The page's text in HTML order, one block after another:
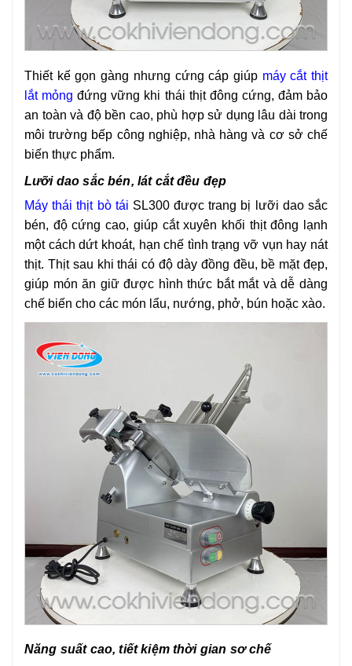
Thiết kế gọn gàng nhưng cứng cáp giúp máycắt thịt
lắt mỏngđứng vững khi thái thịt đông cứng, đảm bảo
an toàn và độ bền cao, phù hợp sử dụng lâu dài trong
môi trường bếp công nghiệp, nhà hàng và cơ sở chế
biến thực phẩm.
Lưỡi dao sắc bén, lát cắt đều đẹp
Máy thái thịt bò tái SL300 được trang bị lưỡi dao sắc
bén, độ cứng cao, giúp cắt xuyên khối thịt đông lạnh
một cách dứt khoát, hạn chế tình trạng vỡ vụn hay nát
thịt. Thịt sau khi thái có độ dày đồng đều, bề mặt đẹp,
giúp món ăn giữ được hình thức bắt mắt và dễ dàng
chế biến cho các món lẩu, nướng, phở, bún hoặc xào.
Năng suất cao, tiết kiệm thời gian sơ chế